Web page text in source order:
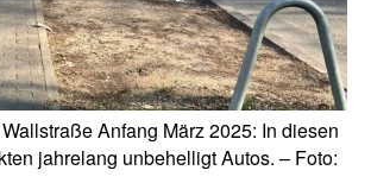
Anfang März 2025: In diesen
jahrelang unbehelligt Autos. – Foto: